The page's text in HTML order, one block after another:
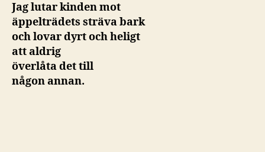
Jag lutar kinden mot
äppelträdets sträva bark
och lovar dyrt och heligt
att aldrig
överlåta det till
någon annan.